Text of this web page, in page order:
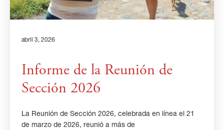
abril 3, 2026
Informe de la Reunión de
Sección 2026
La Reunión de Sección 2026, celebrada en línea el 21
de marzo de 2026, reunió a más de